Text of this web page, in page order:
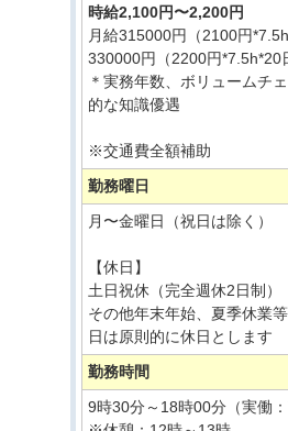
時給2,100円〜2,200円
月給315000円（2100円
330000円（2200円
＊実務年数、ボリュームチ
的な知識優遇
※交通費全額補助
勤務曜日
月〜金曜日（祝日は除く）
【休日】
土日祝休（完全週休2日制）
その他年末年始、夏季休業
日は原則的に休日とします
勤務時間
9時30分～18時00分（実働：